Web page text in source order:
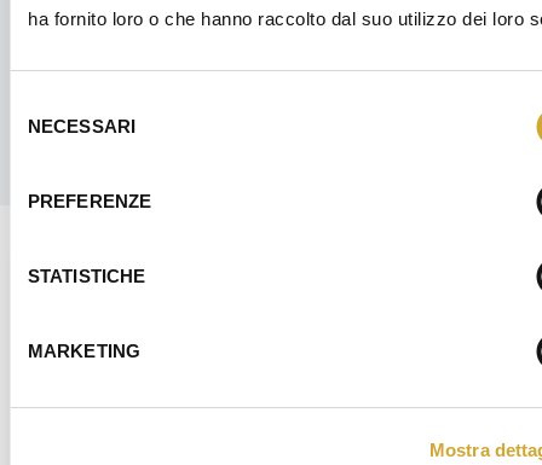
ha fornito loro o che hanno raccolto dal suo utilizzo dei loro
delNECESSARI
PREFERENZE
STATISTICHE
MARKETING
Mostra
Smart Mechatronic Industry 4.0